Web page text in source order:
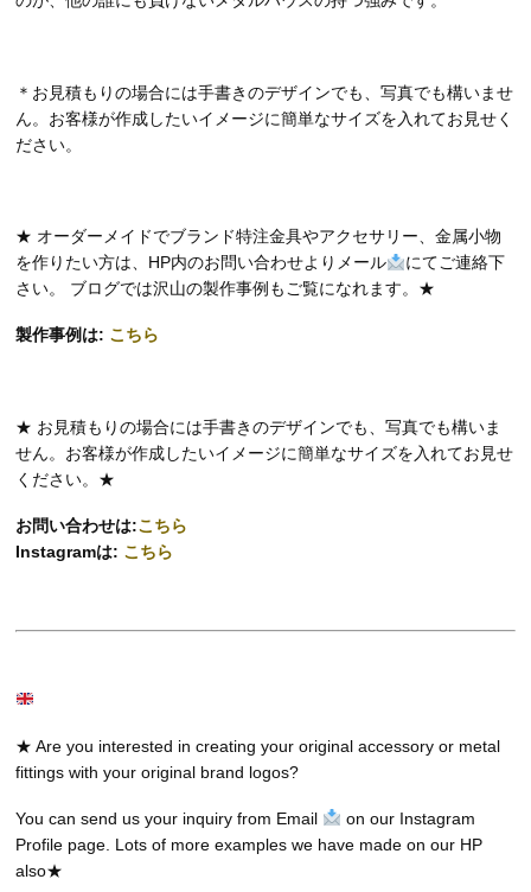
＊お見積もりの場合には手書きのデザインでも、写真でも構いませ
ん。お客様が作成したいイメージに簡単なサイズを入れてお見せく
ださい。
★ オーダーメイドでブランド特注金具やアクセサリー、金属小物
を作りたい方は、HP内のお問い合わせよりメール
にてご連絡下
さい。 ブログでは沢山の製作事例もご覧になれます。★
製作事例は: こちら
★ お見積もりの場合には手書きのデザインでも、写真でも構いま
せん。お客様が作成したいイメージに簡単なサイズを入れてお見せ
ください。★
お問い合わせは:こちら
Instagramは: こちら
★ Are you interested in creating your original accessory or metal
fittings with your original brand logos?
You can send us your inquiry from Email
on our Instagram
Profile page. Lots of more examples we have made on our HP
also★